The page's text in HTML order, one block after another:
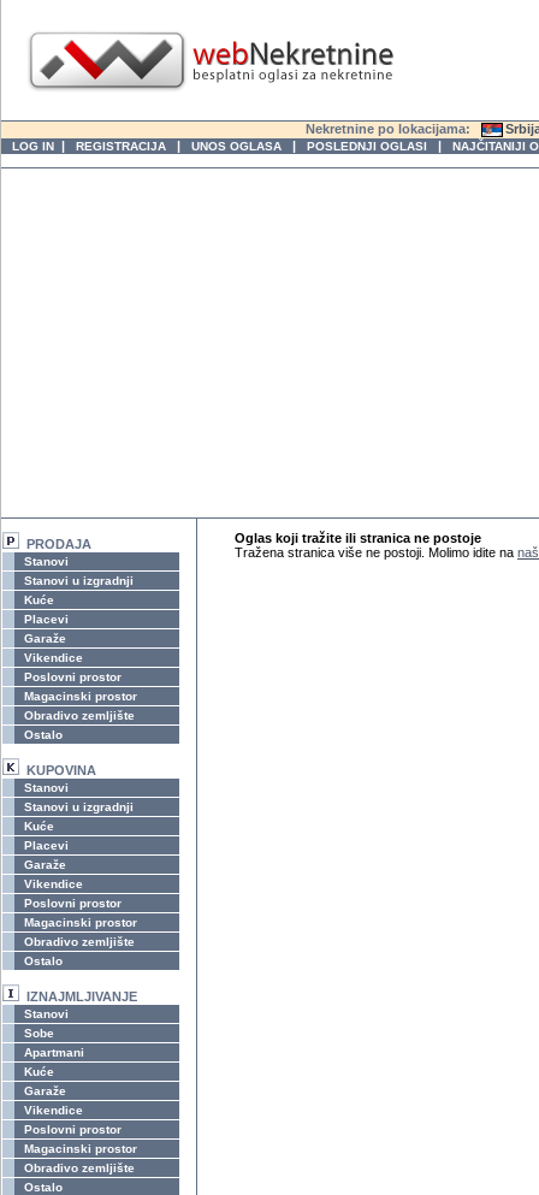
Nekretnine po lokacijama:
LOG IN | REGISTRACIJA | UNOS OGLASA | POSLEDNJI OGLASI | NAJČITANIJI
PRODAJA
Stanovi
Stanovi u izgradnji
Kuće
Placevi
Garaže
Vikendice
Poslovni prostor
Magacinski prostor
Obradivo zemljište
Ostalo
KUPOVINA
Stanovi
Stanovi u izgradnji
Kuće
Placevi
Garaže
Vikendice
Poslovni prostor
Magacinski prostor
Obradivo zemljište
Ostalo
IZNAJMLJIVANJE
Stanovi
Sobe
Apartmani
Kuće
Garaže
Vikendice
Poslovni prostor
Magacinski prostor
Obradivo zemljište
Ostalo
Oglas koji tražite ili stranica ne postoje
Tražena stranica više ne postoji. Molimo idite na